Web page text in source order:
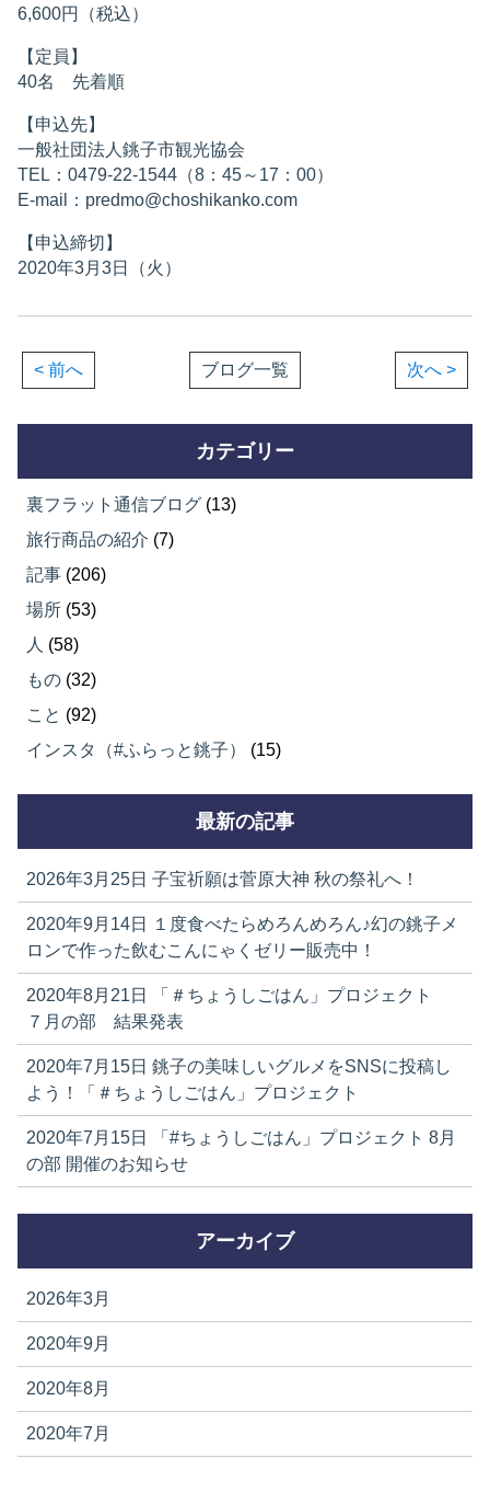
6,600円（税込）
【定員】
40名 先着順
【申込先】
一般社団法人銚子市観光協会
TEL：0479-22-1544（8：45～17：00）
E-mail：predmo@choshikanko.com
【申込締切】
2020年3月3日（火）
< 前へ ブログ一覧 次へ >
カテゴリー
裏フラット通信ブログ (13)
旅行商品の紹介 (7)
記事 (206)
場所 (53)
人 (58)
もの (32)
こと (92)
インスタ（#ふらっと銚子）
(15)
最新の記事
2026年3月25日 子宝祈願は菅原大神 秋の祭礼へ！
2020年9月14日
１度食べたらめろんめろん♪幻の銚子メ
ロンで作った飲むこんにゃくゼリー販売中！
2020年8月21日
「＃ちょうしごはん」プロジェクト
７月の部 結果発表
2020年7月15日 銚子の美味しいグルメをSNSに投稿し
よう！「＃ちょうしごはん」プロジェクト
2020年7月15日
「#ちょうしごはん」プロジェクト 8月
の部 開催のお知らせ
アーカイブ
2026年3月
2020年9月
2020年8月
2020年7月